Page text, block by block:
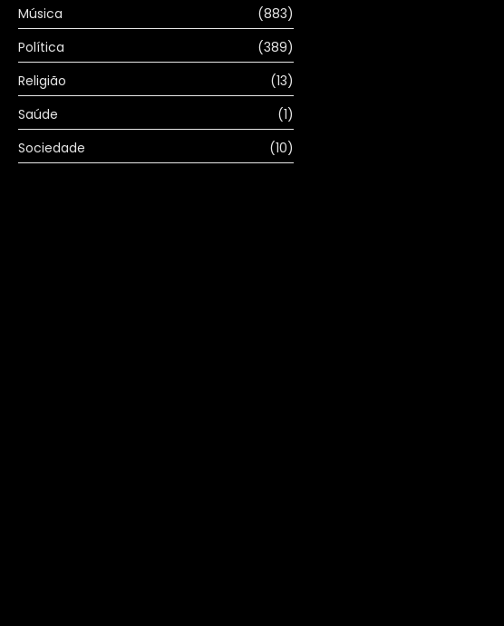
Música
(883)
Política
(389)
Religião
(13)
Saúde
(1)
Sociedade
(10)